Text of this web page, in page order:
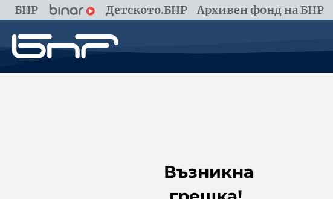
БНР Детското.БНР Архивен фонд на БНР
Възникна